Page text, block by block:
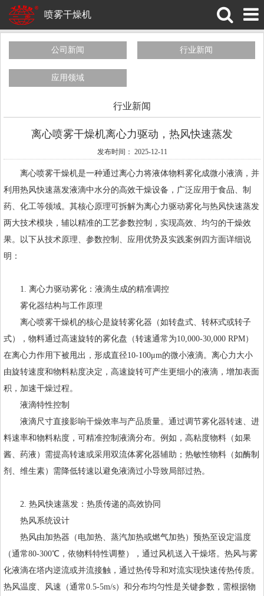
喷雾干燥机
公司新闻 行业新闻
应用领域
行业新闻
离心喷雾干燥机离心力驱动，热风快速蒸发
发布时间： 2025-12-11
离心喷雾干燥机是一种通过离心力将液体物料雾化成微小液滴，并
利用热风快速蒸发液滴中水分的高效干燥设备，广泛应用于食品、制
药、化工等领域。其核心原理可拆解为离心力驱动雾化与热风快速蒸发
两大技术模块，辅以精准的工艺参数控制，实现高效、均匀的干燥效
果。以下从技术原理、参数控制、应用优势及实践案例四方面详细说
明：
1. 离心力驱动雾化：液滴生成的精准调控
雾化器结构与工作原理
离心喷雾干燥机的核心是旋转雾化器（如转盘式、转杯式或转子
式），物料通过高速旋转的雾化盘（转速通常为10,000-30,000 RPM）
在离心力作用下被甩出，形成直径10-100μm的微小液滴。离心力大小
由旋转速度和物料粘度决定，高速旋转可产生更细小的液滴，增加表面
积，加速干燥过程。
液滴特性控制
液滴尺寸直接影响干燥效率与产品质量。通过调节雾化器转速、进
料速率和物料粘度，可精准控制液滴分布。例如，高粘度物料（如果
酱、药液）需提高转速或采用双流体雾化器辅助；热敏性物料（如酶制
剂、维生素）需降低转速以避免液滴过小导致局部过热。
2. 热风快速蒸发：热质传递的高效协同
热风系统设计
热风由加热器（电加热、蒸汽加热或燃气加热）预热至设定温度
（通常80-300℃，依物料特性调整），通过风机送入干燥塔。热风与雾
化液滴在塔内逆流或并流接触，通过热传导和对流实现快速传热传质。
热风温度、风速（通常0.5-5m/s）和分布均匀性是关键参数，需根据物